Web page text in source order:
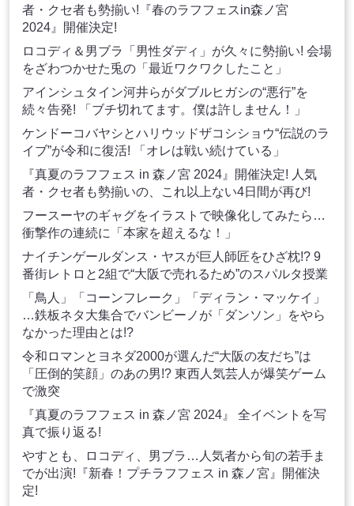
者・クセ者も勢揃い!『春のラフフェスin森ノ宮
2024』開催決定!
ロコディ＆男ブラ「男性ダディ」が久々に勢揃い! 会場
をざわつかせた兎の「最近ワクワクしたこと」
アインシュタイン河井らがダブルヒガシの“悪行”を
続々告発! 「ブチ切れてます。僕は許しません！」
ケンドーコバヤシとハリウッドザコシショウ“伝説のラ
イブ”が令和に復活! 「オレは戦い続けている」
『真夏のラフフェス in 森ノ宮 2024』開催決定! 人気
者・クセ者も勢揃いの、これ以上ない4日間が再び!
フースーヤのギャグをイラストで映像化してみたら…
衝撃作の連続に「本家を超えるな！」
ナイチンゲールダンス・ヤスが巨人師匠をひざ枕!? 9
番街レトロと2組で“大阪で売れるため”のスパルタ授業
「鳥人」「コーンフレーク」「ディラン・マッケイ」
…鉄板ネタ大集合でバンビーノが「ダンソン」をやら
なかった理由とは!?
令和ロマンとヨネダ2000が選んだ“大阪の友だち”は
「圧倒的笑顔」のあの男!? 東西人気芸人が爆笑ゲーム
で激突
『真夏のラフフェス in 森ノ宮 2024』 全イベントを写
真で振り返る!
やすとも、ロコディ、男ブラ…人気者から旬の若手ま
でが出演!『新春！プチラフフェス in 森ノ宮』開催決
定!